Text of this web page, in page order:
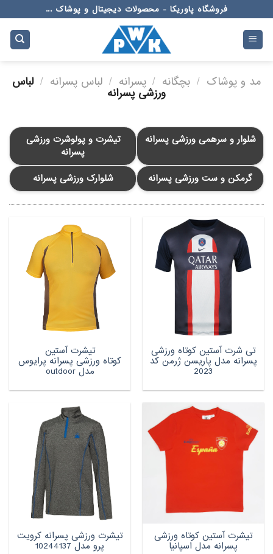
to
content
فروشگاه پاوریکا - محصولات دیجیتال و پوشاک ...
مد و پوشاک / بچگانه / پسرانه / لباس پسرانه / لباس
ورزشی پسرانه
تیشرت و پولوشرت ورزشی
پسرانه
شلوار و سرهمی ورزشی پسرانه
شلوارک ورزشی پسرانه گرمکن و ست ورزشی پسرانه
تی شرت آستین کوتاه ورزشی
پسرانه مدل پاریسن ژرمن کد
2023
تیشرت آستین
کوتاه ورزشی پسرانه پرایوس
مدل outdoor
تیشرت آستین کوتاه ورزشی
پسرانه مدل اسپانیا
تیشرت ورزشی پسرانه کرویت
پرو مدل 10244137